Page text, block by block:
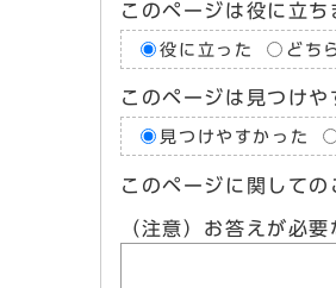
このページは役に立ち
役に立った どち
このページは見つけや
見つけやすかった
このページに関しての
（注意）お答えが必